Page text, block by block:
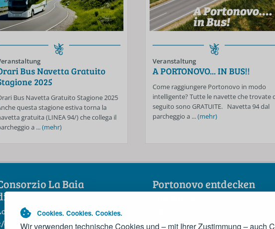
Cookies. Cookies. Cookies.
Wir verwenden technische Cookies und – mit Ihrer Zustimmung – auch
Bus Navetta Gratuito
2025
Bus Navetta Gratuito Stagione 2025
questa stagione estiva torna la
gratuita (LINEA 94/) che collega il
a ... (mehr)
Veranstaltung
A PORTONOVO... IN BUS!!
Come raggiungere Portonovo in modo
intelligente? Tutte le navette che trovate
seguito sono GRATUITE. Navetta 94 dal
parcheggio a ... (mehr)
La Baia
Portonovo scarl
Portonovo
o Hotel La Fonte
Portonovo entdecken
Sehenswürdigkeiten